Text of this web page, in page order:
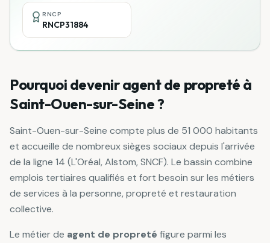
RNCP
RNCP31884
Pourquoi deveniragent de propreté à
Saint-Ouen-sur-Seine?
Saint-Ouen-sur-Seine compte plus de 51 000 habitants
et accueille de nombreux sièges sociaux depuis l'arrivée
de la ligne 14 (L'Oréal, Alstom, SNCF). Le bassin combine
emplois tertiaires qualifiés et fort besoin sur les métiers
de services à la personne, propreté et restauration
collective.
Le métier de agent de propreté figure parmi les